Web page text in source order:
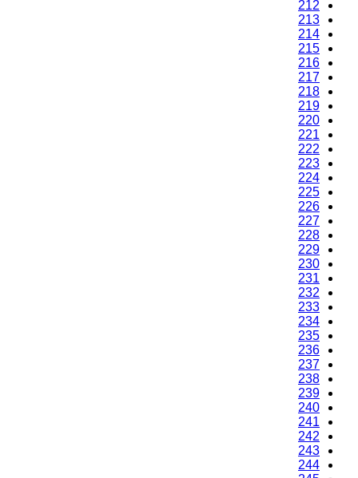
212
213
214
215
216
217
218
219
220
221
222
223
224
225
226
227
228
229
230
231
232
233
234
235
236
237
238
239
240
241
242
243
244